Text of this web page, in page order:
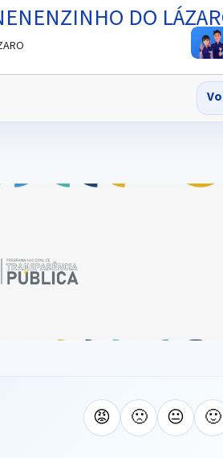
DO
😡 🙁 😐 🙂